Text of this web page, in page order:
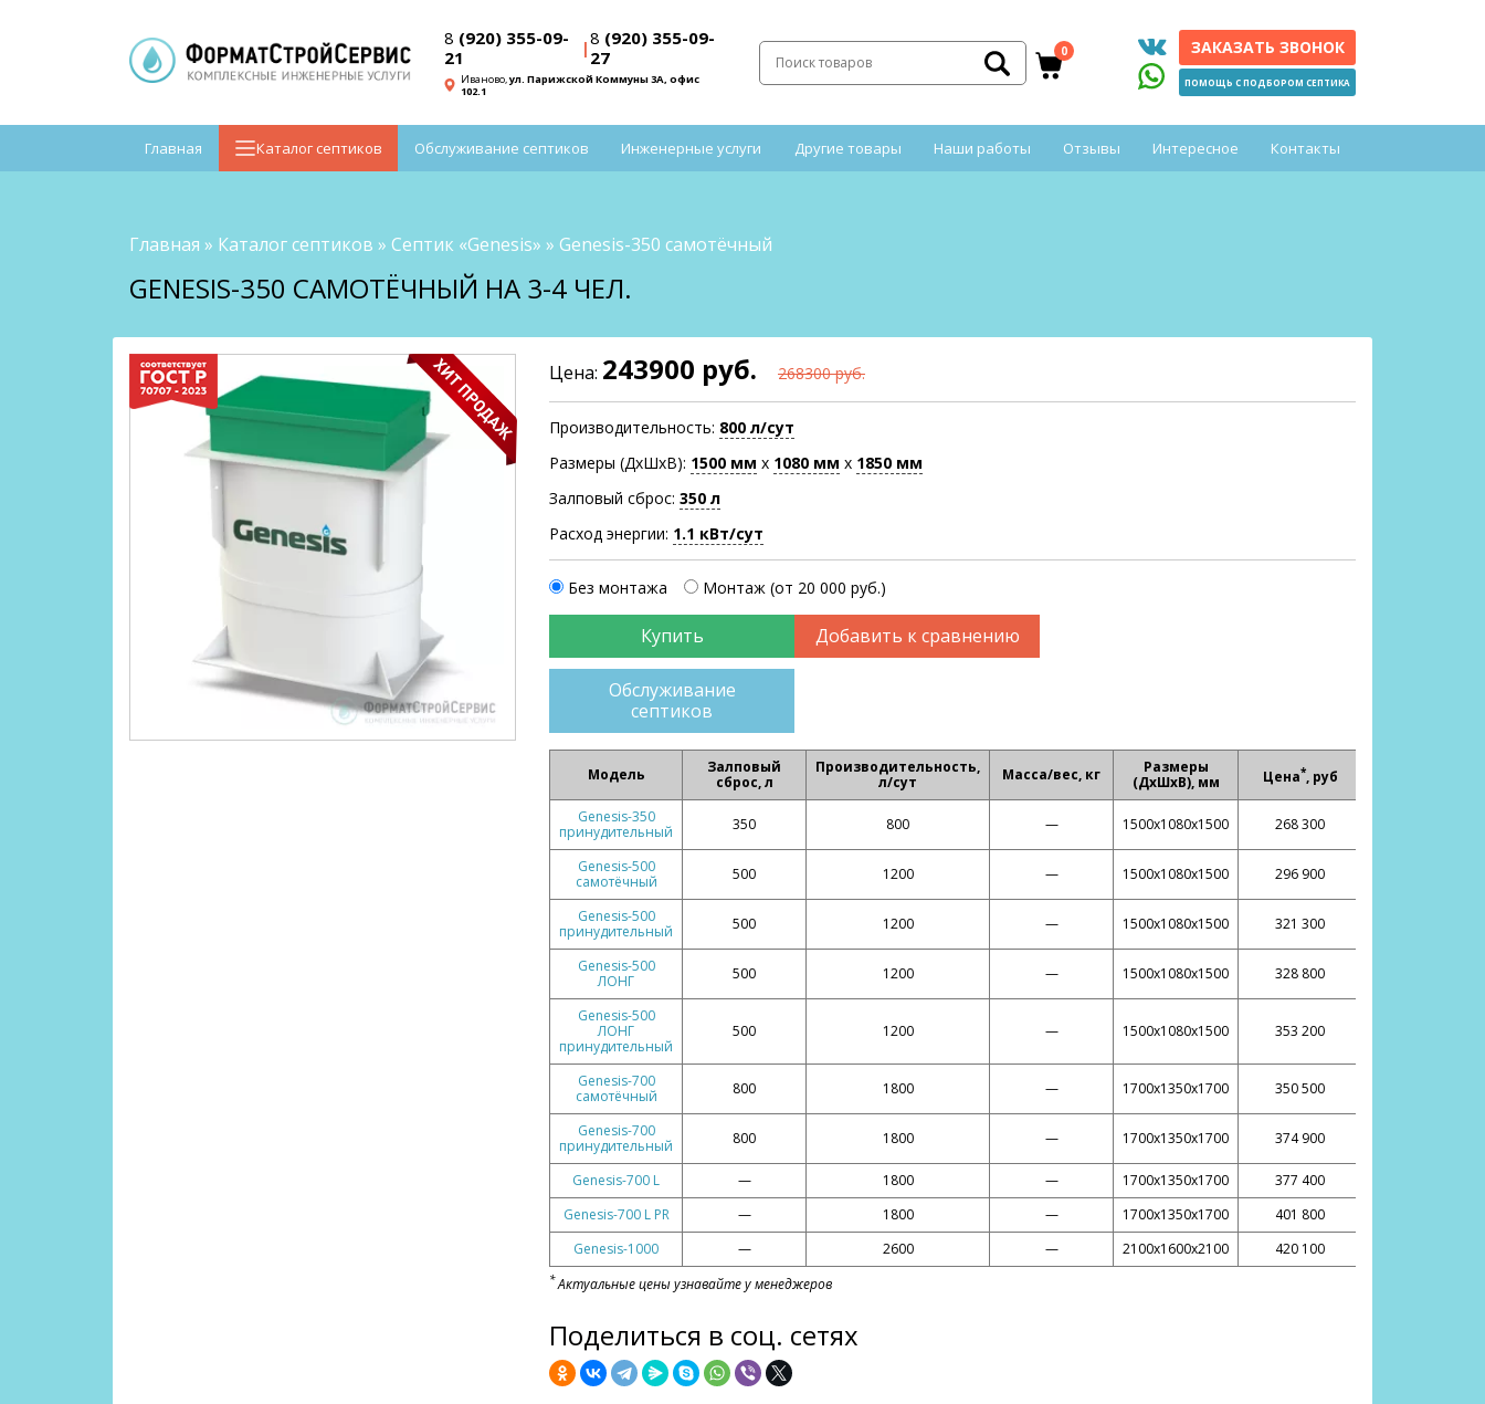
8 (920) 355-09-
21
|8 (920) 355-09-
27
Иваново,ул. Парижской Коммуны 3А, офис
102.1
0 ЗАКАЗАТЬ ЗВОНОК
ПОМОЩЬ С ПОДБОРОМ СЕПТИКА
Главная Каталог септиков Обслуживание септиков Инженерные услуги Другие товары Наши работы Отзывы Интересное Контакты
Главная » Каталог септиков » Септик «Genesis» » Genesis-350 самотёчный
GENESIS-350 САМОТЁЧНЫЙ НА 3-4 ЧЕЛ.
Цена: 243900 руб. 268300 руб.
Производительность: 800 л/сут
Размеры (ДхШхВ): 1500 мм х 1080 мм х 1850 мм
Залповый сброс: 350 л
Расход энергии: 1.1 кВт/сут
Без монтажа Монтаж (от 20 000 руб.)
Добавить к сравнению
Обслуживание
септиков
Модель
Залповый
сброс, л
Производительность,
л/сут
Масса/вес, кг
Размеры
(ДхШхВ), мм
Цена*, руб
Genesis-350
принудительный
350 800 — 1500х1080х1500 268 300
Genesis-500
самотёчный
500 1200 — 1500х1080х1500 296 900
Genesis-500
принудительный
500 1200 — 1500х1080х1500 321 300
Genesis-500
ЛОНГ
500 1200 — 1500х1080х1500 328 800
Genesis-500
ЛОНГ
принудительный
500 1200 — 1500х1080х1500 353 200
Genesis-700
самотёчный
800 1800 — 1700х1350х1700 350 500
Genesis-700
принудительный
800 1800 — 1700х1350х1700 374 900
Genesis-700 L — 1800 — 1700х1350х1700
377 400
Genesis-700 L PR
— 1800 — 1700х1350х1700
401 800
Genesis-1000
— 2600 — 2100х1600х2100 420 100
*Актуальные цены узнавайте у менеджеров
Поделиться в соц. сетях